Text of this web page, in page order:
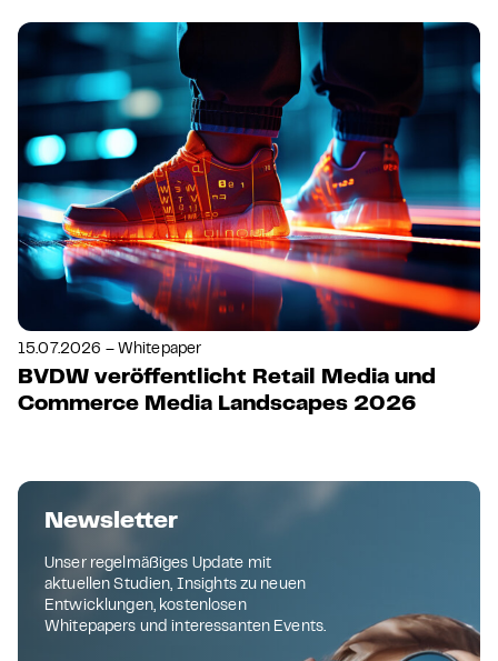
15.07.2026 – Whitepaper
BVDW veröffentlicht Retail Media und
Commerce Media Landscapes 2026
Newsletter
Unser regelmäßiges Update mit
aktuellen Studien, Insights zu neuen
Entwicklungen, kostenlosen
Whitepapers und interessanten Events.